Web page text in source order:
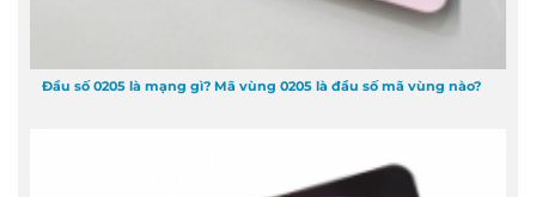
Đầu số 0205 là mạng gì? Mã vùng 0205 là đầu số mã vùng nào?